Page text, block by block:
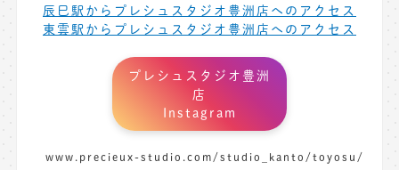
辰巳駅からプレシュスタジオ豊洲店へのアクセス
東雲駅からプレシュスタジオ豊洲店へのアクセス
プレシュスタジオ豊洲
店
Instagram
www.precieux-studio.com/studio_kanto/toyosu/